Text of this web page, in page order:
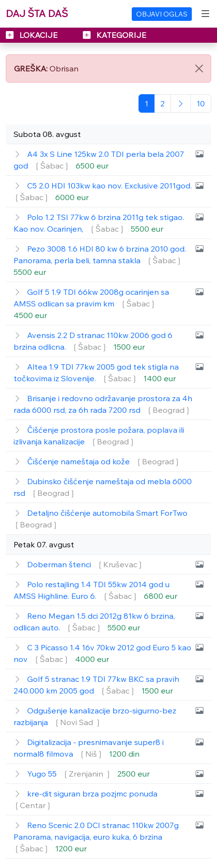
DAJ ŠTA DAŠ OBJAVI OGLAS
LOKACIJE KATEGORIJE
GREŠKA: Obrisan
1 2 10
Subota 08. avgust
A4 3x S Line 125kw 2.0 TDI perla bela 2007
god
❲Šabac❳ 6500 eur
C5 2.0 HDI 103kw kao nov. Exclusive 2011god.
❲Šabac❳
6000 eur
Polo 1.2 TSI 77kw 6 brzina 2011g tek stigao.
Kao nov. Ocarinjen,
❲Šabac❳ 5500 eur
Pezo 3008 1.6 HDI 80 kw 6 brzina 2010 god.
Panorama, perla beli, tamna stakla
❲Šabac❳
5500 eur
Golf 5 1.9 TDI 66kw 2008g ocarinjen sa
AMSS odlican sa pravim km
❲Šabac❳
4500 eur
Avensis 2.2 D stranac 110kw 2006 god 6
brzina odlicna.
❲Šabac❳ 1500 eur
Altea 1.9 TDI 77kw 2005 god tek stigla na
točkovima iz Slovenije.
❲Šabac❳ 1400 eur
Brisanje i redovno održavanje prostora za 4h
rada 6000 rsd, za 6h rada 7200 rsd
❲Beograd❳
Čišćenje prostora posle požara, poplava ili
izlivanja kanalizacije
❲Beograd❳
Čišćenje nameštaja od kože ❲Beograd❳
Dubinsko čišćenje nameštaja od mebla 6000
rsd
❲Beograd❳
Detaljno čišćenje automobila Smart ForTwo
❲Beograd❳
Petak 07. avgust
Doberman štenci ❲Kruševac❳
Polo restajling 1.4 TDI 55kw 2014 god u
AMSS Highline. Euro 6.
❲Šabac❳ 6800 eur
Reno Megan 1.5 dci 2012g 81kw 6 brzina,
odlican auto.
❲Šabac❳ 5500 eur
C 3 Picasso 1.4 16v 70kw 2012 god Euro 5 kao
nov
❲Šabac❳ 4000 eur
Golf 5 stranac 1.9 TDI 77kw BKC sa pravih
240.000 km 2005 god
❲Šabac❳ 1500 eur
Odgušenje kanalizacije brzo-sigurno-bez
razbijanja
❲Novi Sad ❳
Digitalizacija - presnimavanje super8 i
normal8 filmova
❲Niš❳ 1200 din
Yugo 55 ❲Zrenjanin ❳ 2500 eur
kre-dit siguran brza pozjmc ponuda
❲Centar❳
Reno Scenic 2.0 DCI stranac 110kw 2007g
Panorama, navigacija, euro kuka, 6 brzina
❲Šabac❳
1200 eur